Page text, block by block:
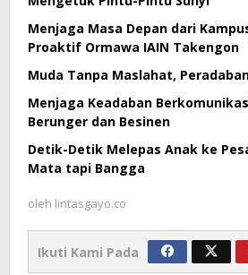
Menjaga Masa Depan dari
Proaktif Ormawa IAIN Takengon
Muda Tanpa Maslahat,
Menjaga Keadaban
Berunger dan Besinen
Detik-Detik Melepas Anak ke
Mata tapi Bangga
oleh lintasgayo.co
Ikuti Kami Pada